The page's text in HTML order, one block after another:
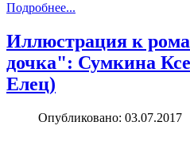
Подробнее...
Иллюстрация к
дочка": Сумкина
Елец)
Опубликовано: 03.07.2017